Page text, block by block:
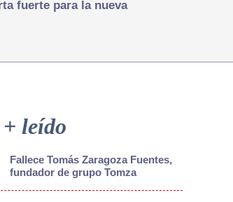
fuerte para la nueva
leído
Fallece Tomás Zaragoza Fuentes,
fundador de grupo Tomza